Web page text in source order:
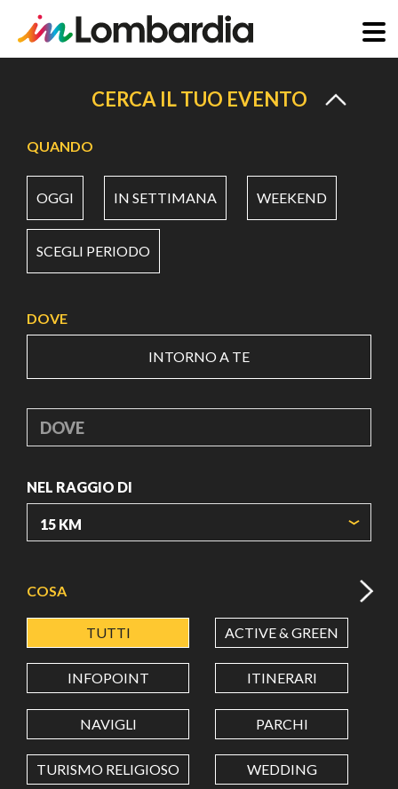
principale
CERCA IL TUO EVENTO
QUANDO
OGGI IN SETTIMANA WEEKEND
SCEGLI PERIODO
DOVE
INTORNO A TE
DOVE
NEL RAGGIO DI
LATITUDINE
LONGITUDINE
Value in decimal degrees. Use dot (.) as decimal separator.
COSA
TUTTI ACTIVE & GREEN
INFOPOINT ITINERARI
NAVIGLI PARCHI
TURISMO RELIGIOSO WEDDING